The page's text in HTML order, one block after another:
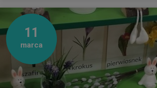
11
marca